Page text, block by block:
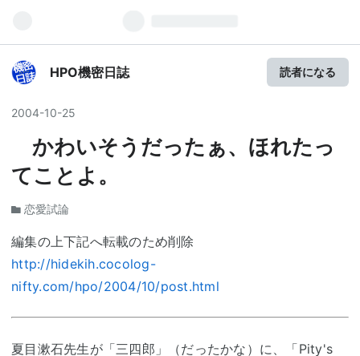
HPO機密日誌 読者になる
2004-10-25
かわいそうだったぁ、ほれたっ
てことよ。
恋愛試論
編集の上下記へ転載のため削除
http://hidekih.cocolog-
nifty.com/hpo/2004/10/post.html
夏目漱石先生が「三四郎」（だったかな）に、「Pity's